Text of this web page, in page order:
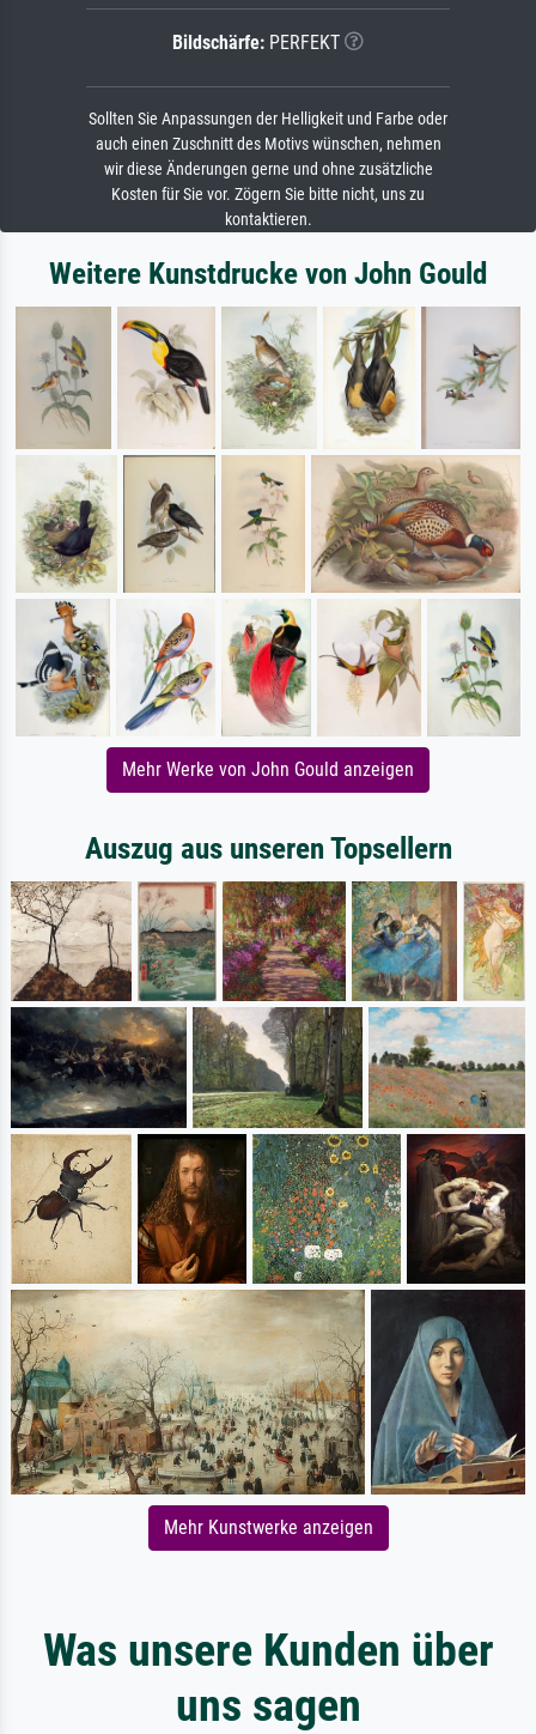
Bildschärfe: PERFEKT
Sollten Sie Anpassungen der Helligkeit und Farbe oder
auch einen Zuschnitt des Motivs wünschen, nehmen
wir diese Änderungen gerne und ohne zusätzliche
Kosten für Sie vor. Zögern Sie bitte nicht, uns zu
kontaktieren.
Weitere Kunstdrucke von John Gould
Mehr Werke von John Gould anzeigen
Auszug aus unseren Topsellern
Mehr Kunstwerke anzeigen
Was unsere Kunden über
uns sagen